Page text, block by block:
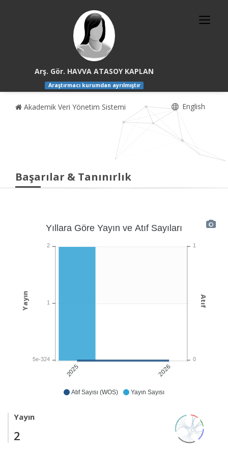
Arş. Gör. HAVVA ATASOY KAPLAN
Araştırmacı kurumdan ayrılmıştır
Akademik Veri Yönetim Sistemi English
Başarılar & Tanınırlık
Atıf Sayısı (WOS) Yayın Sayısı
2025 2026
Yıllara Göre Yayın ve Atıf Sayıları
1
0
Atıf
2
1
5e-324
Yayın
Yayın
2